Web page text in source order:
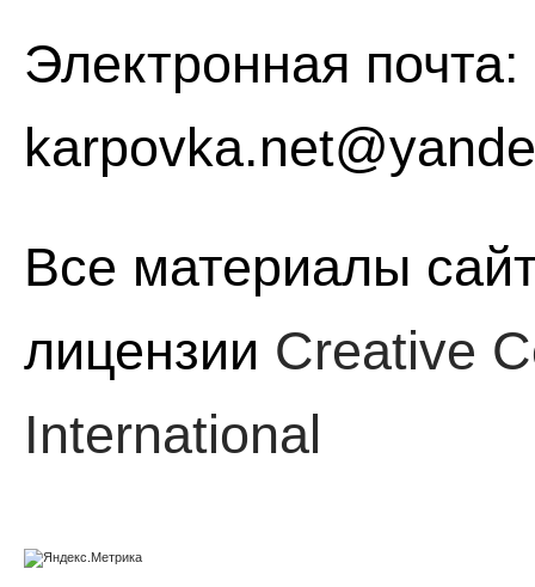
Электронная почта:
Все материалы
лицензии Creative
International